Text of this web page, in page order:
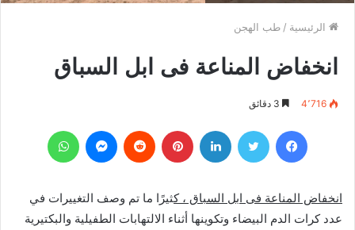
الرئيسية / طب الهجن
انخفاض المناعة فى ابل السباق
4٬716
انخفاض المناعة فى ابل السباق ، كثيرًا ما تم وصف التغييرات في
عدد كرات الدم البيضاء وتكوينها أثناء الالتهابات الطفيلية والبكتيرية